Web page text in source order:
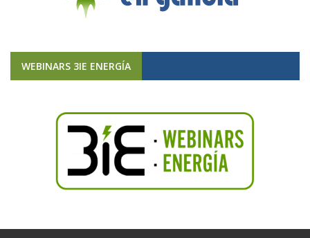
WEBINARS 3IE ENERGÍA